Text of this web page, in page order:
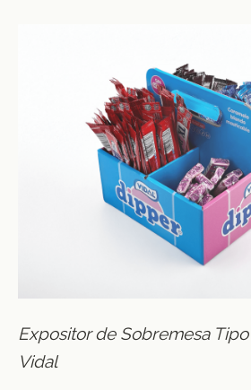
Expositor de Sobremesa
Vidal